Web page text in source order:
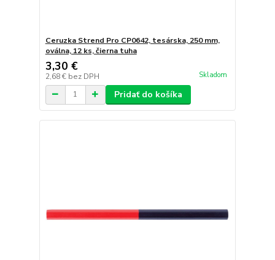
Ceruzka Strend Pro CP0642, tesárska, 250 mm,
oválna, 12 ks, čierna tuha
3,30 €
2,68 € bez DPH Skladom
Pridať do košíka